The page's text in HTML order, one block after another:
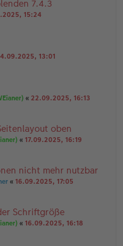
7.4.3
15:24
13:01
« 22.09.2025, 16:13
oben
« 17.09.2025, 16:19
nicht mehr nutzbar
« 16.09.2025, 17:05
Schriftgröße
« 16.09.2025, 16:18